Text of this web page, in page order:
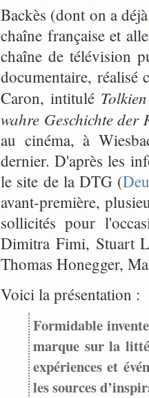
Backès (dont on a
chaîne française et
chaîne de télévision
documentaire, réalisé
Caron, intitulé
wahre Geschichte der
au cinéma, à
dernier. D'après les
le site de la DTG (
avant-première,
sollicités pour
Dimitra Fimi, Stuart
Thomas Honegger,
Voici la présentation :
Formidable
marque sur la
expériences et
les sources